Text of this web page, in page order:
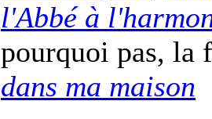
l'Abbé à
pourquoi pas, la
dans ma maison